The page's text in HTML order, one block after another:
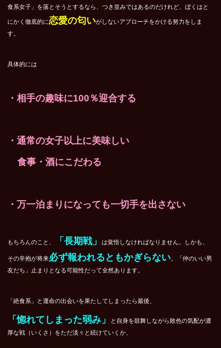
食系女子」を落とそうとするなら、つき並みではあるのだけれど、ぼくはと
にかく徹底的に恋愛の匂いがしないアプローチをかける努力をしま
す。
具体的には
・相手の趣味に100％迎合する
・通常の女子以上に美味しい
食事・酒にこだわる
・万一泊まりになっても一切手を出さない
もちろんのこと、 「長期戦」 は覚悟しなければなりません。しかも、
その辛抱が将来必ず報われるともかぎらない。「仲のいい男
友だち」止まりとなる可能性だって全然あります。
「絶食系」と運命の出会いを果たしてしまったら最後、
「惚れてしまった弱み」
と自身を鼓舞しながら敗色の気配が濃
厚な戦（いくさ）をただ淡々と続けていくか、